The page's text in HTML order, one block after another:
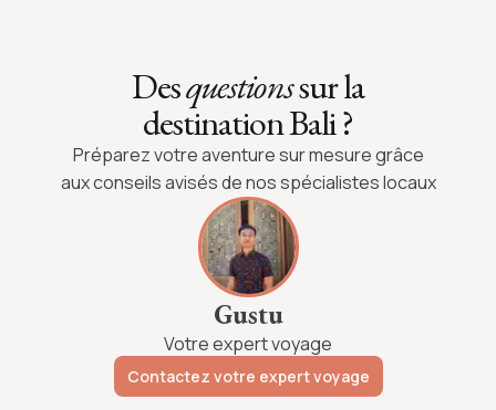
Desquestionssur la
destination Bali ?
Préparez votre aventure sur mesure grâce
aux conseils avisés de nos spécialistes locaux
Gustu
Votre expert voyage
Contactez votre expert voyage